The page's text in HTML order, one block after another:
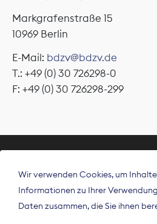
Markgrafenstraße 15
10969 Berlin
E-Mail: bdzv@bdzv.de
T.: +49 (0) 30 726298-0
F: +49 (0) 30 726298-299
Wir verwenden Cookies, um
Informationen zu Ihrer
Daten zusammen, die Sie ihnen